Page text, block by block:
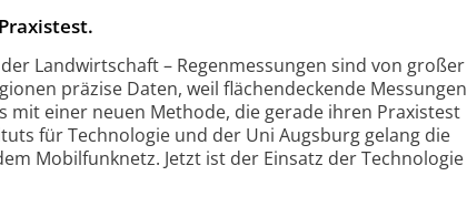
Landwirtschaft – Regenmessungen sind von großer
präzise Daten, weil flächendeckende Messungen
mit einer neuen Methode, die gerade ihren Praxistest
für Technologie und der Uni Augsburg gelang die
Mobilfunknetz. Jetzt ist der Einsatz der Technologie